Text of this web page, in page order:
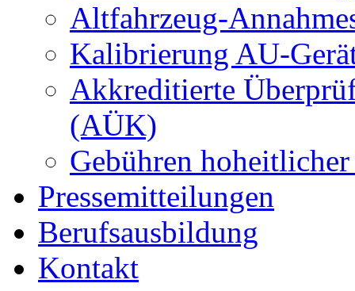
Altfahrzeug-
Kalibrierung AU-
Akkreditierte
(AÜK)
Gebühren
Pressemitteilungen
Berufsausbildung
Kontakt